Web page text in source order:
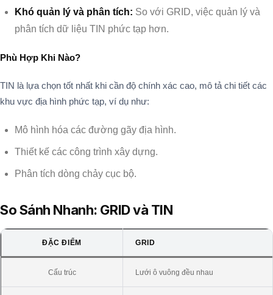
Khó quản lý và phân tích: So với GRID, việc quản lý và
phân tích dữ liệu TIN phức tạp hơn.
Phù Hợp Khi Nào?
TIN là lựa chọn tốt nhất khi cần độ chính xác cao, mô tả chi tiết các
khu vực địa hình phức tạp, ví dụ như:
Mô hình hóa các đường gãy địa hình.
Thiết kế các công trình xây dựng.
Phân tích dòng chảy cục bộ.
So Sánh Nhanh: GRID và TIN
ĐẶC ĐIỂM GRID
Cấu trúc Lưới ô vuông đều nhau